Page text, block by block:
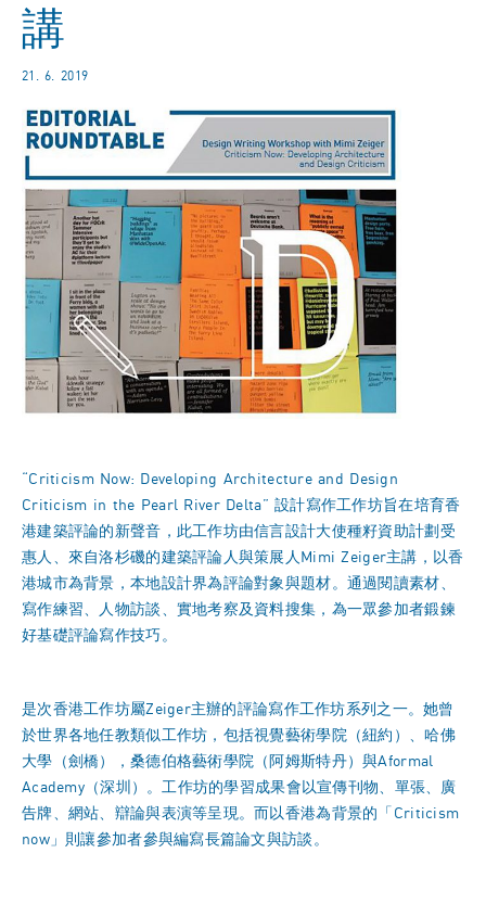
講
21. 6. 2019
“Criticism Now: Developing Architecture and Design
Criticism in the Pearl River Delta” 設計寫作工作坊旨在培育香
港建築評論的新聲音，此工作坊由信言設計大使種籽資助計劃受
惠人、來自洛杉磯的建築評論人與策展人Mimi Zeiger主講，以香
港城市為背景，本地設計界為評論對象與題材。通過閱讀素材、
寫作練習、人物訪談、實地考察及資料搜集，為一眾參加者鍛鍊
好基礎評論寫作技巧。
是次香港工作坊屬Zeiger主辦的評論寫作工作坊系列之一。她曾
於世界各地任教類似工作坊，包括視覺藝術學院（紐約）、哈佛
大學（劍橋），桑德伯格藝術學院（阿姆斯特丹）與Aformal
Academy（深圳）。工作坊的學習成果會以宣傳刊物、單張、廣
告牌、網站、辯論與表演等呈現。而以香港為背景的「Criticism
now」則讓參加者參與編寫長篇論文與訪談。